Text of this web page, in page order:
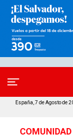
España, 7 de Agosto de
COMUNIDAD